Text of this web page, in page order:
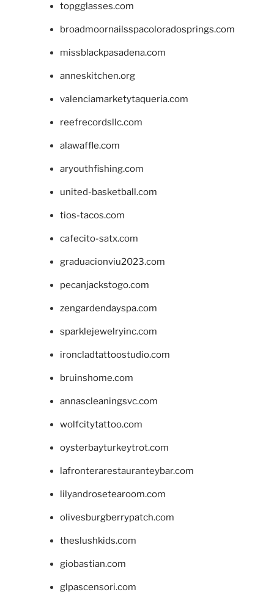
topgglasses.com
broadmoornailsspacoloradosprings.com
missblackpasadena.com
anneskitchen.org
valenciamarketytaqueria.com
reefrecordsllc.com
alawaffle.com
aryouthfishing.com
united-basketball.com
tios-tacos.com
cafecito-satx.com
graduacionviu2023.com
pecanjackstogo.com
zengardendayspa.com
sparklejewelryinc.com
ironcladtattoostudio.com
bruinshome.com
annascleaningsvc.com
wolfcitytattoo.com
oysterbayturkeytrot.com
lafronterarestauranteybar.com
lilyandrosetearoom.com
olivesburgberrypatch.com
theslushkids.com
giobastian.com
glpascensori.com